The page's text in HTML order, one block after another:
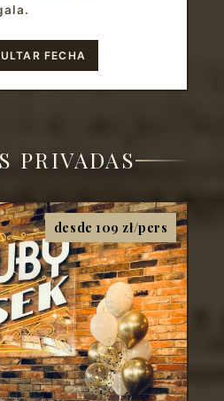
FECHA
PRIVADAS
desde 109 zł/pers